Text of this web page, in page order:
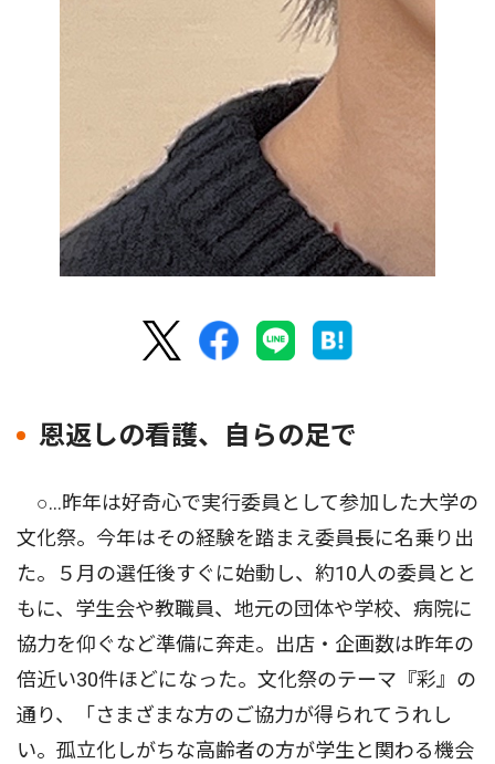
恩返しの看護、自らの足で
○...昨年は好奇心で実行委員として参加した大学の
文化祭。今年はその経験を踏まえ委員長に名乗り出
た。５月の選任後すぐに始動し、約10人の委員とと
もに、学生会や教職員、地元の団体や学校、病院に
協力を仰ぐなど準備に奔走。出店・企画数は昨年の
倍近い30件ほどになった。文化祭のテーマ『彩』の
通り、「さまざまな方のご協力が得られてうれし
い。孤立化しがちな高齢者の方が学生と関わる機会